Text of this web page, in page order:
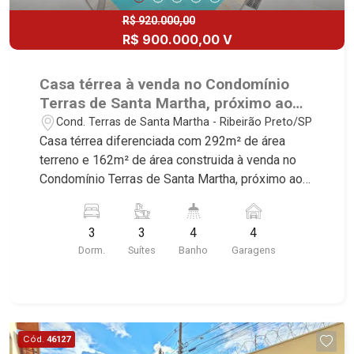
R$ 920.000,00
R$ 900.000,00 V
Casa térrea à venda no Condomínio
Terras de Santa Martha, próximo ao
Restaurante da Tulha - Ribeirão
Preto/SP.
Cond. Terras de Santa Martha - Ribeirão Preto/SP
Casa térrea diferenciada com 292m² de área
terreno e 162m² de área construida à venda no
Condomínio Terras de Santa Martha, próximo ao
Martha, Ribeirão Preto/SP. Conheça as
características deste imóvel que a Martinelli
Imobiliária selecionou para você: - 292m² de área
Piscina - Vestiário - Quintal - Corredor lateral -
Jardim - Iluminação - Cerca elétrica - 4 vagas
3
Dorm.
3
Suítes
4
Banho
4
Garagens
Cód. 46127